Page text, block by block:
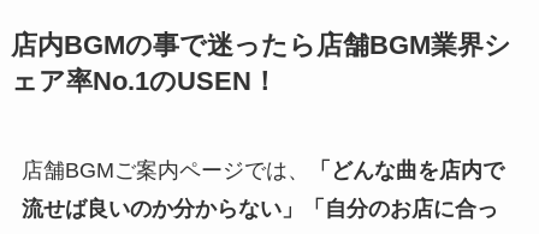
店内BGMの事で迷ったら店舗BGM業界シ
ェア率No.1のUSEN！
店舗BGMご案内ページでは、
「どんな曲を店内で
流せば良いのか分からない」「自分のお店に合っ